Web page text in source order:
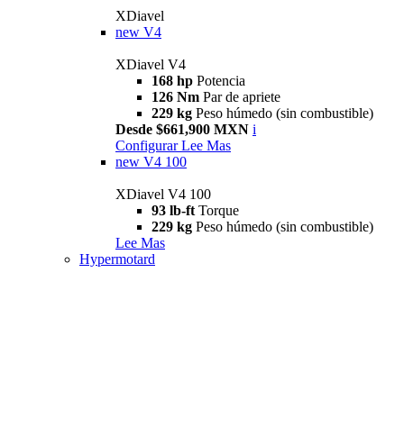
XDiavel
new V4
XDiavel V4
168 hp Potencia
126 Nm Par de apriete
229 kg Peso húmedo (sin combustible)
Desde $661,900 MXN i
Configurar Lee Mas
new V4 100
XDiavel V4 100
93 lb-ft Torque
229 kg Peso húmedo (sin combustible)
Lee Mas
Hypermotard